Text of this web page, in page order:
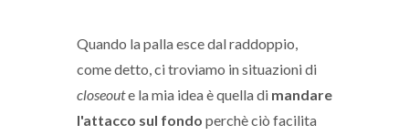
Quando la palla esce dal raddoppio,
come detto, ci troviamo in situazioni di
closeoute la mia idea è quella di mandare
l'attacco sul fondo perchè ciò facilita